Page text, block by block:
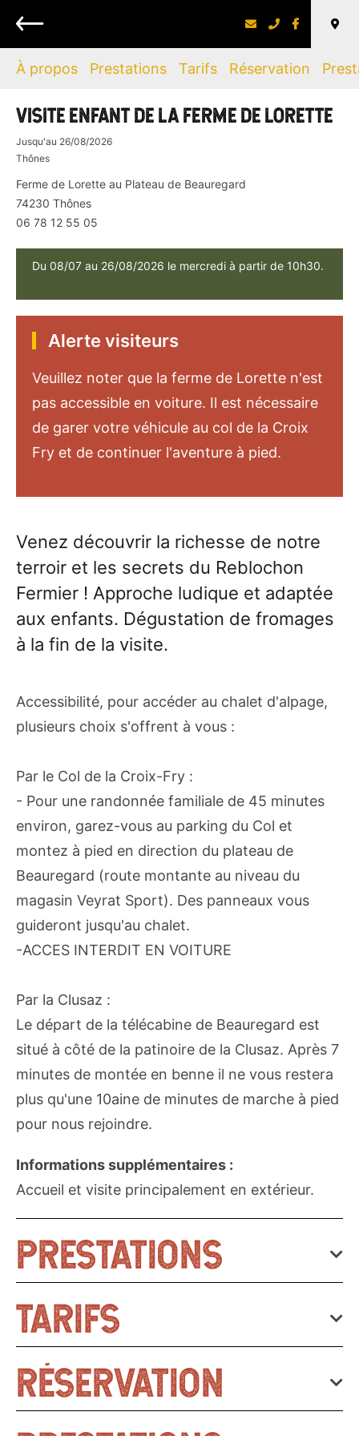
Retour
À propos Prestations Tarifs Réservation
VISITE ENFANT DE LA FERME DE LORETTE
Jusqu'au 26/08/2026
Thônes
Ferme de Lorette au Plateau de Beauregard
74230 Thônes
06 78 12 55 05
Du 08/07 au 26/08/2026 le mercredi à partir de 10h30.
Alerte visiteurs
Veuillez noter que la ferme de Lorette n'est
pas accessible en voiture. Il est nécessaire
de garer votre véhicule au col de la Croix
Fry et de continuer l'aventure à pied.
Venez découvrir la richesse de notre
terroir et les secrets du Reblochon
Fermier ! Approche ludique et adaptée
aux enfants. Dégustation de fromages
à la fin de la visite.
Accessibilité, pour accéder au chalet d'alpage,
plusieurs choix s'offrent à vous :
Par le Col de la Croix-Fry :
- Pour une randonnée familiale de 45 minutes
environ, garez-vous au parking du Col et
montez à pied en direction du plateau de
Beauregard (route montante au niveau du
magasin Veyrat Sport). Des panneaux vous
guideront jusqu'au chalet.
-ACCES INTERDIT EN VOITURE
Par la Clusaz :
Le départ de la télécabine de Beauregard est
situé à côté de la patinoire de la Clusaz. Après 7
minutes de montée en benne il ne vous restera
plus qu'une 10aine de minutes de marche à pied
pour nous rejoindre.
Informations supplémentaires :
Accueil et visite principalement en extérieur.
PRESTATIONS
SERVICES
Animaux acceptés
TARIFS
Carte Bancaire acceptée en juillet et août.
Adulte : 7,70 €. Enfant 5-12 ans : 5,40 €.
Gratuit -5 ans.
RÉSERVATION